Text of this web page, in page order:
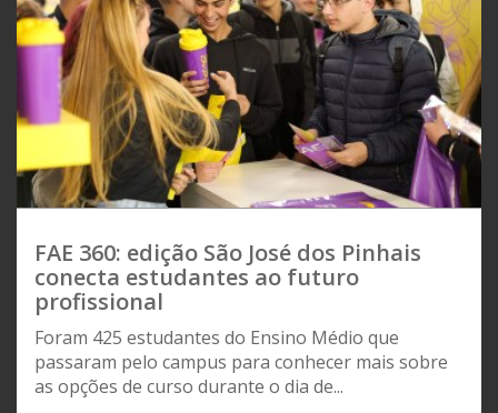
FAE 360: edição São José dos Pinhais
conecta estudantes ao futuro
profissional
Foram 425 estudantes do Ensino Médio que
passaram pelo campus para conhecer mais sobre
as opções de curso durante o dia de...